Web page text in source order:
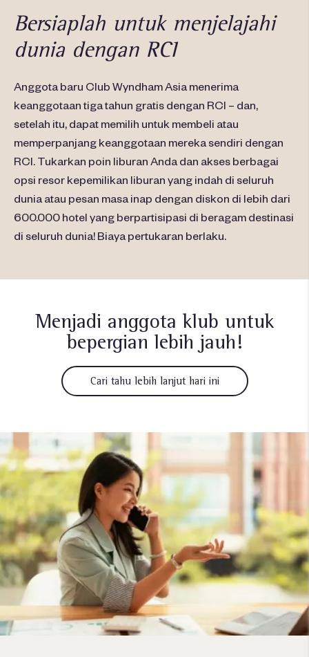
Bersiaplah untuk menjelajahi
dunia dengan RCI
Anggota baru Club Wyndham Asia menerima
keanggotaan tiga tahun gratis dengan RCI – dan,
setelah itu, dapat memilih untuk membeli atau
memperpanjang keanggotaan mereka sendiri dengan
RCI. Tukarkan poin liburan Anda dan akses berbagai
opsi resor kepemilikan liburan yang indah di seluruh
dunia atau pesan masa inap dengan diskon di lebih dari
600.000 hotel yang berpartisipasi di beragam destinasi
di seluruh dunia! Biaya pertukaran berlaku.
Menjadi anggota klub untuk
bepergian lebih jauh!
Cari tahu lebih lanjut hari ini